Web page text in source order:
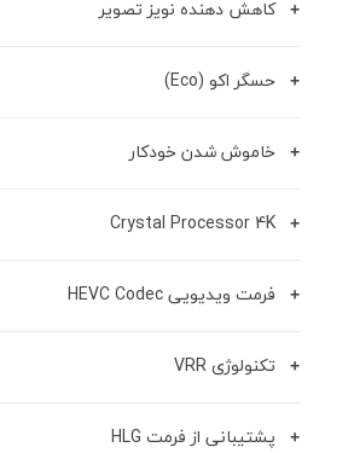
کاهش دهنده نویز تصویر
حسگر اکو (Eco)
خاموش شدن خودکار
Crystal Processor 4K
فرمت ویدیویی HEVC Codec
تکنولوژی VRR
پشتیبانی از فرمت HLG